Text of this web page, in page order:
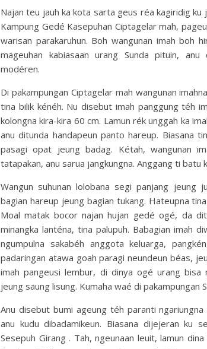
Najan teu jauh ka kota sarta geus réa kagiridig ku
Kampung Gedé Kasepuhan Ciptagelar mah,
warisan parakaruhun. Boh wangunan imah boh
mageuhan kabiasaan urang Sunda pituin, anu
modéren.
Di pakampungan Ciptagelar mah wangunan
tina bilik kénéh. Nu disebut imah panggung téh
kolongna kira-kira 60 cm. Lamun rék unggah ka
anu ditunda handapeun panto hareup. Biasana
pasagi opat jeung badag. Kétah, wangunan
tatapakan, anu sarua jangkungna. Anggang ti
Wangun suhunan lolobana segi panjang jeung
bagian hareup jeung bagian tukang. Hateupna
Moal matak bocor najan hujan gedé ogé, da
minangka lanténa, tina palupuh. Babagian imah
ngumpulna sakabéh anggota keluarga,
padaringan atawa goah paragi neundeun béas,
imah pangeusi lembur, di dinya ogé urang bisa
jeung saung lisung. Kumaha waé di pakampungan
Anu disebut bumi ageung téh paranti ngariungna
anu kudu dibadamikeun. Biasana dijejeran ku
Sesepuh Girang . Tah, ngeunaan leuit, lamun